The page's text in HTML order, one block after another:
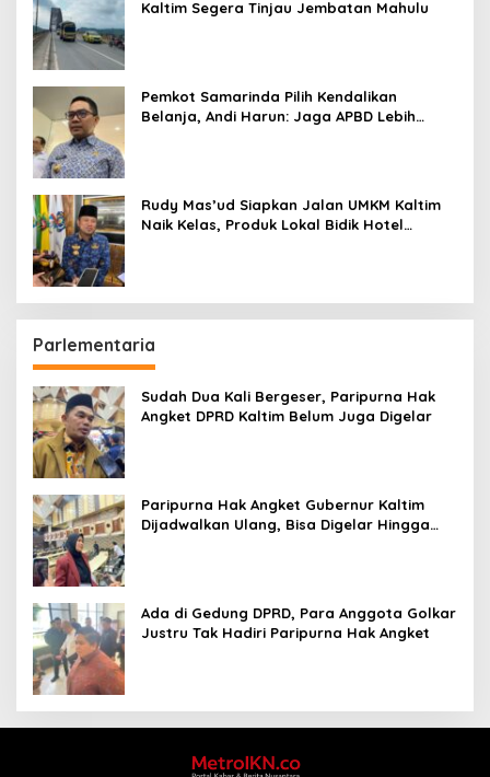
Kaltim Segera Tinjau Jembatan Mahulu
Pemkot Samarinda Pilih Kendalikan
Belanja, Andi Harun: Jaga APBD Lebih
Rudy Mas’ud Siapkan Jalan UMKM Kaltim
Naik Kelas, Produk Lokal Bidik Hotel
Parlementaria
Sudah Dua Kali Bergeser, Paripurna Hak
Angket DPRD Kaltim Belum Juga Digelar
Paripurna Hak Angket Gubernur Kaltim
Dijadwalkan Ulang, Bisa Digelar Hingga
Ada di Gedung DPRD, Para Anggota Golkar
Justru Tak Hadiri Paripurna Hak Angket